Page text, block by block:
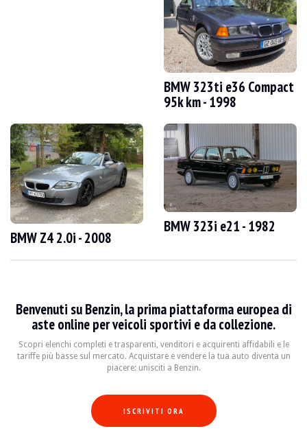
DOCUMENTO DI IMMATRICOLAZIONE DEL VEICOLO
Questa BMW 316i Compact del 1999, proveniente dalla Spagna, è un'auto
All'esterno, il venditore indica che il veicolo è in buone condizioni. La
All'interno, il venditore indica che il veicolo è in buone condizioni. La
Il motore è un 4 cilindri da 1,9 litri che sviluppa 105 cavalli. Il venditore
- Cambio dell'olio motore e sostituzione dei filtri
- Sostituzione del catalizzatore
- Sostituzione del silenziatore di scarico
L'auto dispone di 4 cerchi originali BMW in buone condizioni, con pneumatici
BMW 323ti e36 Compact
95k km - 1998
BMW Z4 2.0i - 2008
BMW 323i e21 - 1982
Benvenuti su Benzin, la prima piattaforma europea di
aste online per veicoli sportivi e da collezione.
Scopri elenchi completi e trasparenti, venditori e acquirenti affidabili e le
tariffe più basse sul mercato. Acquistare e vendere la tua auto diventa un
piacere: unisciti a Benzin.
ISCRIVITI ORA